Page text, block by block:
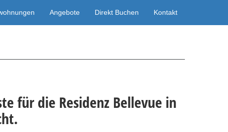
Angebote Direkt Buchen Kontakt
für die Residenz Bellevue in
.